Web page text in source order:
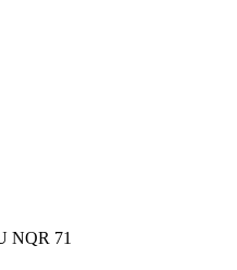
NQR 71